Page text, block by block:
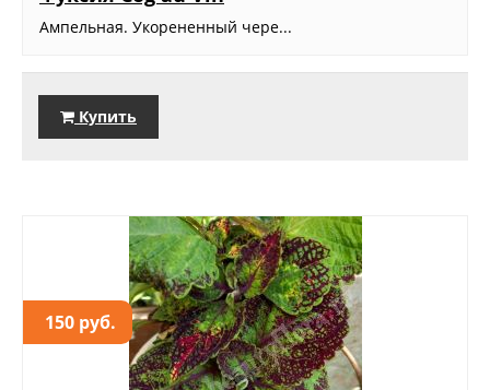
Ампельная. Укорененный чере...
Купить
150 руб.